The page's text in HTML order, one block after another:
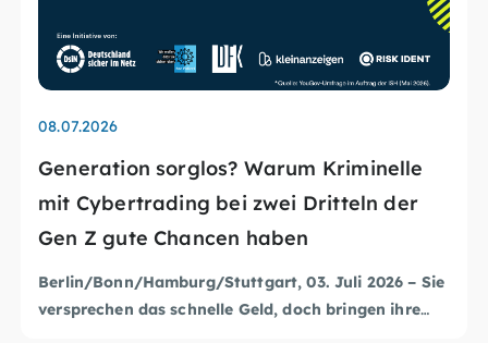
Warum Kriminelle
zwei Dritteln der
haben
03. Juli 2026 – Sie
Geld, doch bringen ihre
Phishing-SMS im
Betrug mit angeblich
pushTAN-App
Derzeit nutzen
Online-Banking der